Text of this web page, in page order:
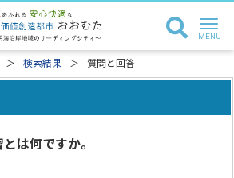
検索結果 質問と回答
は何ですか。